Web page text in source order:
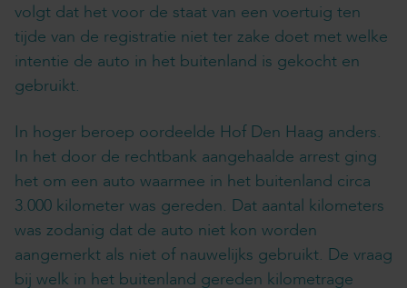
volgt dat het voor de staat van een voertuig ten
tijde van de registratie niet ter zake doet met welke
intentie de auto in het buitenland is gekocht en
gebruikt.
In hoger beroep oordeelde Hof Den Haag anders.
In het door de rechtbank aangehaalde arrest ging
het om een auto waarmee in het buitenland circa
3.000 kilometer was gereden. Dat aantal kilometers
was zodanig dat de auto niet kon worden
aangemerkt als niet of nauwelijks gebruikt. De vraag
bij welk in het buitenland gereden kilometrage